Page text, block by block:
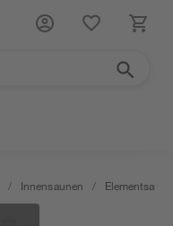
/ Innensaunen /